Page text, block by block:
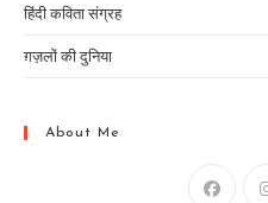
हिंदी कविता संग्रह
ग़ज़लों की दुनिया
About Me